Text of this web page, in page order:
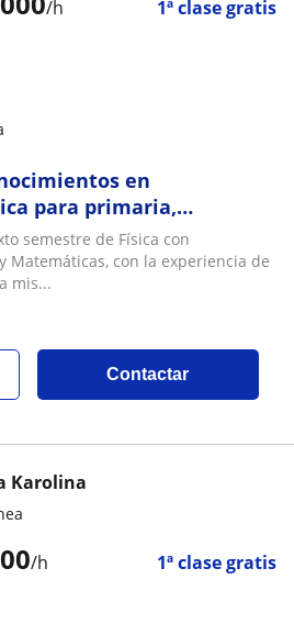
/h 1ª clase gratis
en
para primaria,
semestres de
semestre de Física con
Matemáticas, con la experiencia de
mis...
Contactar
/h 1ª clase gratis
Karolina